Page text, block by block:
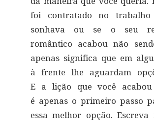
foi contratado no
sonhava ou se o seu
romântico acabou não
apenas significa que em
à frente lhe aguardam
E a lição que você
é apenas o primeiro passo
essa melhor opção.